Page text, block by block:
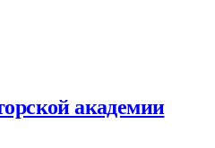
академии